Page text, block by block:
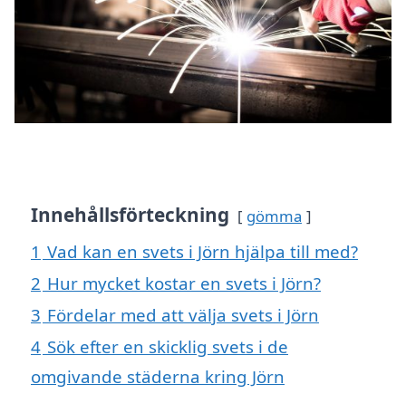
Innehållsförteckning gömma
1 Vad kan en svets i Jörn hjälpa till med?
2 Hur mycket kostar en svets i Jörn?
3 Fördelar med att välja svets i Jörn
4 Sök efter en skicklig svets i de
omgivande städerna kring Jörn